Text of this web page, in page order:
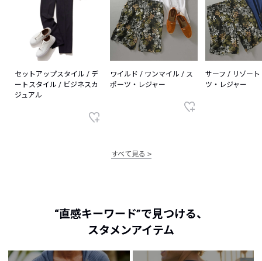
セットアップスタイル / デ
ートスタイル / ビジネスカ
ジュアル
ワイルド / ワンマイル / ス
ポーツ・レジャー
サーフ / リゾー
ツ・レジャー
すべて見る
“直感キーワード”で見つける、
スタメンアイテム